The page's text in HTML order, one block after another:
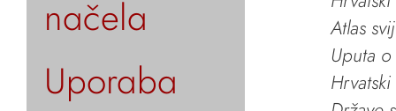
načela
Uporaba
Atlas
Uputa